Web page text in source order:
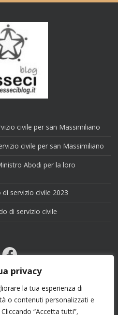
privacy
la tua esperienza di
o contenuti personalizzati e
“Accetta tutti”,
civile per san Massimiliano
civile per san Massimiliano
Abodi per la loro
servizio civile 2023
di servizio civile
Facebook
Email
X